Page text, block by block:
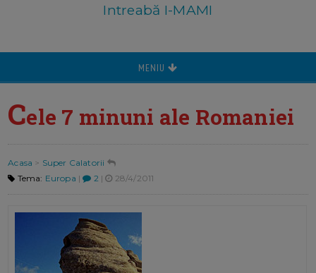
Intreabă I-MAMI
MENIU
Cele 7 minuni ale Romaniei
Acasa > Super Calatorii
Tema: Europa | 2| 28/4/2011